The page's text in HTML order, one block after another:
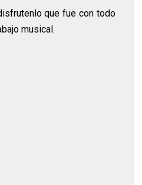
que fue con todo
musical.